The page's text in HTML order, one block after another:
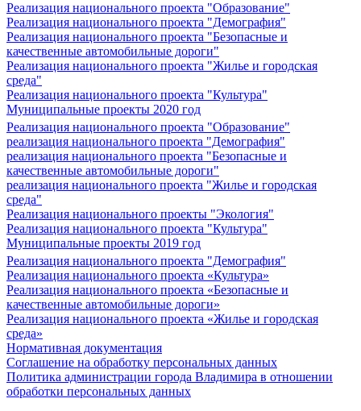
Реализация национального проекта "Образование"
Реализация национального проекта "Демография"
Реализация национального проекта "Безопасные и
качественные автомобильные дороги"
Реализация национального проекта "Жилье и городская
среда"
Реализация национального проекта "Культура"
Муниципальные проекты 2020 год
Реализация национального проекта "Образование"
реализация национального проекта "Демография"
реализация национального проекта "Безопасные и
качественные автомобильные дороги"
реализация национального проекта "Жилье и городская
среда"
Реализация национального проекты "Экология"
Реализация национального проекта "Культура"
Муниципальные проекты 2019 год
Реализация национального проекта "Демография"
Реализация национального проекта «Культура»
Реализация национального проекта «Безопасные и
качественные автомобильные дороги»
Реализация национального проекта «Жилье и городская
среда»
Нормативная документация
Соглашение на обработку персональных данных
Политика администрации города Владимира в отношении
обработки персональных данных